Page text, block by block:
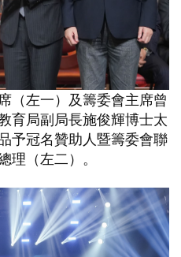
（左一）及籌委會主席曾
育局副局長施俊輝博士太
予冠名贊助人暨籌委會聯
理（左二）。